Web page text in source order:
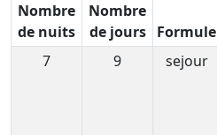
Nombre
de nuits
Nombre
de jours
Formule
7
9 sejour